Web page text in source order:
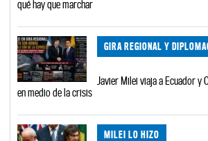
qué hay que marchar
GIRA REGIONAL Y
Javier Milei viaja a Ecuador y
en medio de la crisis
MILEI LO HIZO